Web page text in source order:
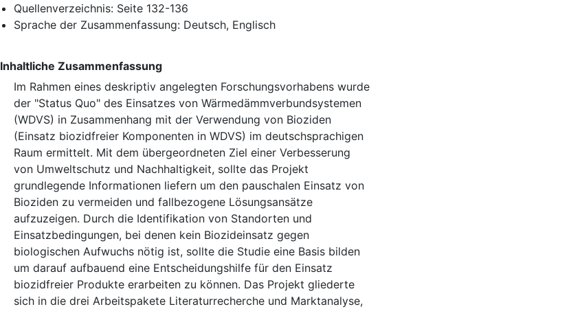
Quellenverzeichnis: Seite 132-136
Sprache der Zusammenfassung: Deutsch, Englisch
Inhaltliche Zusammenfassung
Im Rahmen eines deskriptiv angelegten Forschungsvorhabens wurde
der "Status Quo" des Einsatzes von Wärmedämmverbundsystemen
(WDVS) in Zusammenhang mit der Verwendung von Bioziden
(Einsatz biozidfreier Komponenten in WDVS) im deutschsprachigen
Raum ermittelt. Mit dem übergeordneten Ziel einer Verbesserung
von Umweltschutz und Nachhaltigkeit, sollte das Projekt
grundlegende Informationen liefern um den pauschalen Einsatz von
Bioziden zu vermeiden und fallbezogene Lösungsansätze
aufzuzeigen. Durch die Identifikation von Standorten und
Einsatzbedingungen, bei denen kein Biozideinsatz gegen
biologischen Aufwuchs nötig ist, sollte die Studie eine Basis bilden
um darauf aufbauend eine Entscheidungshilfe für den Einsatz
biozidfreier Produkte erarbeiten zu können. Das Projekt gliederte
sich in die drei Arbeitspakete Literaturrecherche und Marktanalyse,